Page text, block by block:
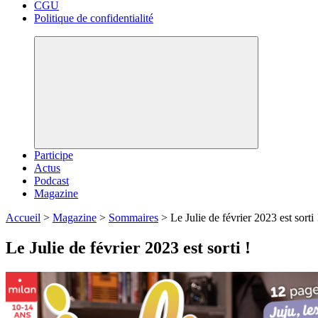
CGU
Politique de confidentialité
Participe
Actus
Podcast
Magazine
Accueil > Magazine > Sommaires > Le Julie de février 2023 est sorti
Le Julie de février 2023 est sorti !